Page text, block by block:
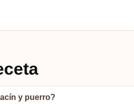
y puerro?